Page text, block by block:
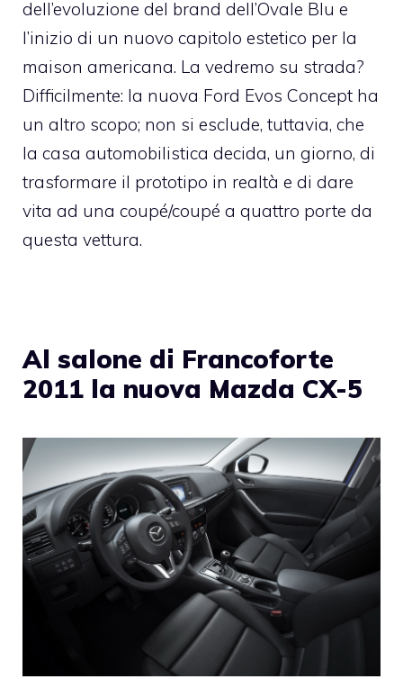
dell’evoluzione del brand dell’Ovale Blu e
l’inizio di un nuovo capitolo estetico per la
maison americana. La vedremo su strada?
Difficilmente: la nuova Ford Evos Concept ha
un altro scopo; non si esclude, tuttavia, che
la casa automobilistica decida, un giorno, di
trasformare il prototipo in realtà e di dare
vita ad una coupé/coupé a quattro porte da
questa vettura.
Al salone di Francoforte
2011 la nuova Mazda CX-5